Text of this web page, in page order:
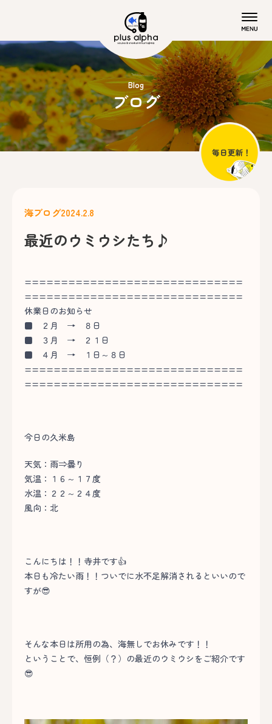
Blog
ブログ
海ブログ2024.2.8
最近のウミウシたち♪
==============================
==============================
休業日のお知らせ
■ ２月 → ８日
■ ３月 → ２１日
■ ４月 → １日～８日
==============================
==============================
今日の久米島
天気：雨⇒曇り
気温：１６～１７度
水温：２２～２４度
風向：北
こんにちは！！寺井です👍
本日も冷たい雨！！ついでに水不足解消されるといいので
すが😎
そんな本日は所用の為、海無しでお休みです！！
ということで、恒例（？）の最近のウミウシをご紹介です
😎